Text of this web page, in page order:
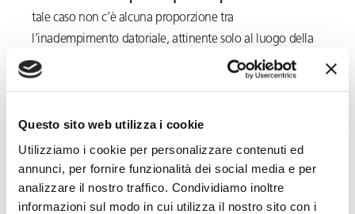
Questo sito web utilizza i cookie
Utilizziamo i cookie per personalizzare contenuti ed
annunci, per fornire funzionalità dei social media e per
analizzare il nostro traffico. Condividiamo inoltre
informazioni sul modo in cui utilizza il nostro sito con i
tale caso non c’è alcuna proporzione tra
l’inadempimento datoriale, attinente solo al luogo della
prestazione, ed il rifiuto del lavoratore (Cass. 3959/2016).
usufruisce dei permessi
ex L. 104/92 può